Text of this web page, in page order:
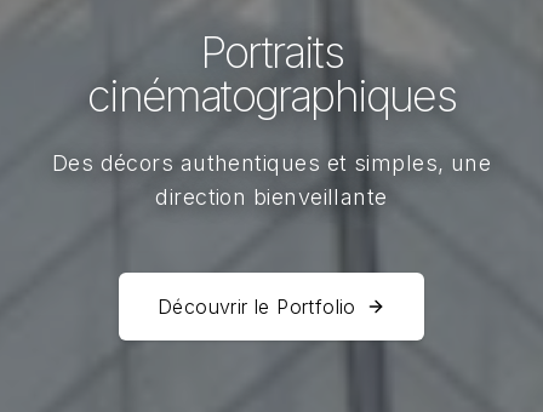
Portraits
cinématographiques
Des décors authentiques et simples, une
direction bienveillante
Découvrir le Portfolio